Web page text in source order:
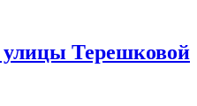
улицы Терешковой